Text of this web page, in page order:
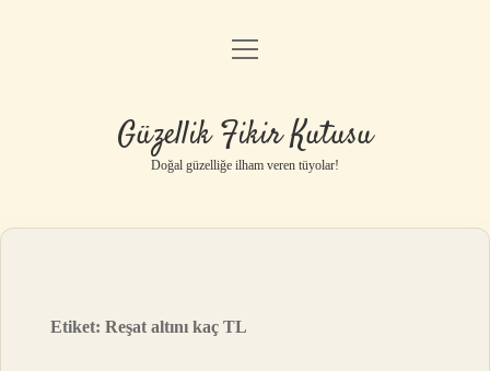
Anasayfa
Yasal Uyarı
menüyü
Güzellik Fikir Kutusu
Doğal güzelliğe ilham veren tüyolar!
Etiket:Reşat altını kaç TL